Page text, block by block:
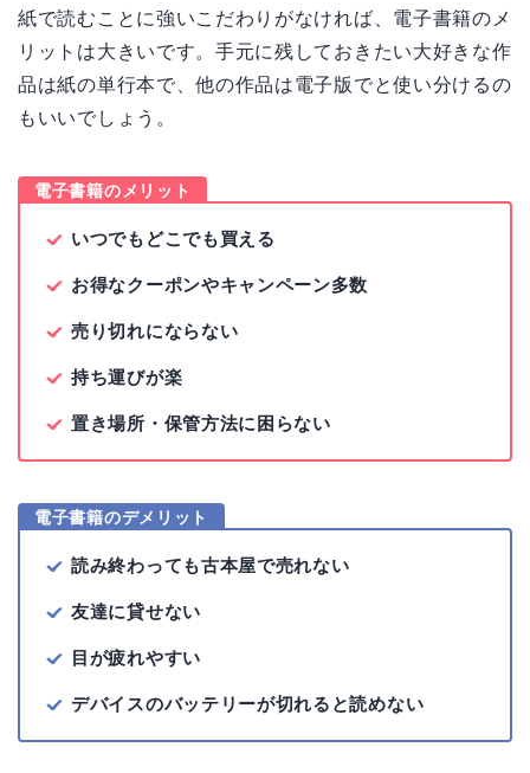
紙で読むことに強いこだわりがなければ、電子書籍のメ
リットは大きいです。手元に残しておきたい大好きな作
品は紙の単行本で、他の作品は電子版でと使い分けるの
もいいでしょう。
電子書籍のメリット
いつでもどこでも買える
お得なクーポンやキャンペーン多数
売り切れにならない
持ち運びが楽
置き場所・保管方法に困らない
電子書籍のデメリット
読み終わっても古本屋で売れない
友達に貸せない
目が疲れやすい
デバイスのバッテリーが切れると読めない